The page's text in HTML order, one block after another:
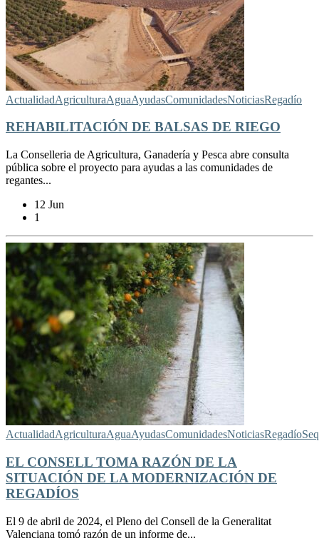
ActualidadAgriculturaAguaAyudasComunidadesNoticiasRegadío
REHABILITACIÓN DE BALSAS DE RIEGO
La Conselleria de Agricultura, Ganadería y Pesca abre consulta
pública sobre el proyecto para ayudas a las comunidades de
regantes...
12 Jun
1
ActualidadAgriculturaAguaAyudasComunidadesNoticiasRegadío
EL CONSELL TOMA RAZÓN DE LA
SITUACIÓN DE LA MODERNIZACIÓN DE
REGADÍOS
El 9 de abril de 2024, el Pleno del Consell de la Generalitat
Valenciana tomó razón de un informe de...